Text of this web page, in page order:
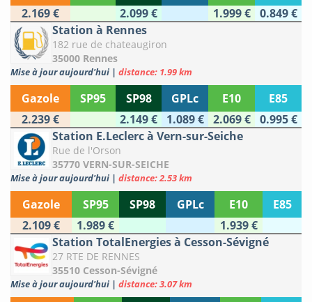
2.169 €
2.099 € 1.999 €
0.849 €
Station à Rennes
182 rue de chateaugiron
35000 Rennes
Mise à jour aujourd'hui | distance: 1.99 km
Gazole SP95 SP98 GPLc E10
E85
2.239 €
2.149 € 1.089 € 2.069 €
0.995 €
Station E.Leclerc à Vern-sur-Seiche
Rue de l'Orson
35770 VERN-SUR-SEICHE
Mise à jour aujourd'hui | distance: 2.53 km
Gazole SP95 SP98 GPLc E10
E85
2.109 €
1.989 €
1.939 €
Station TotalEnergies à Cesson-Sévigné
27 RTE DE RENNES
35510 Cesson-Sévigné
Mise à jour aujourd'hui | distance: 3.07 km